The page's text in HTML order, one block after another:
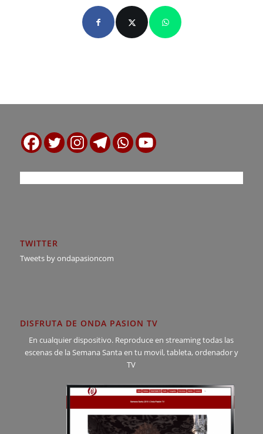
TWITTER
Tweets by ondapasioncom
DISFRUTA DE ONDA PASION TV
En cualquier dispositivo. Reproduce en streaming todas las
escenas de la Semana Santa en tu movil, tableta, ordenador y
TV